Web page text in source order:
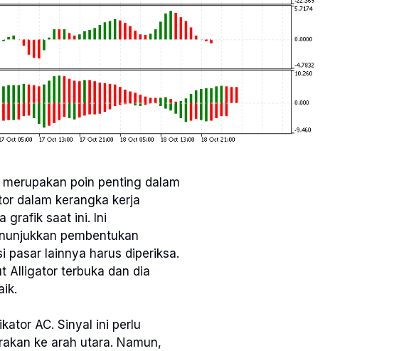
poin penting dalam
dalam kerangka kerja
grafik saat ini. Ini
pembentukan
pasar lainnya harus diperiksa.
Alligator terbuka dan dia
AC. Sinyal ini perlu
ke arah utara. Namun,